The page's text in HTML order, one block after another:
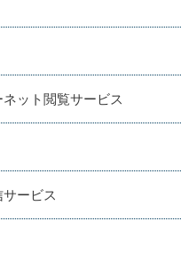
ット閲覧サービス
ービス